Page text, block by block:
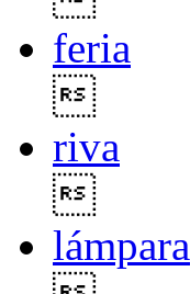
feria
riva
lámpara